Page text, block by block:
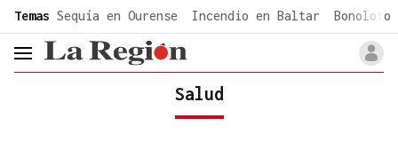
common.go-to-content
Temas Sequía en Ourense Incendio en Baltar Bonoloto
header.menu.open
Salud